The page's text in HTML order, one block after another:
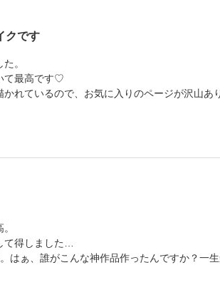
クです
。
て最高です♡
れているので、お気に入りのページが沢山あ
て得しました…
はぁ、誰がこんな神作品作ったんですか？一